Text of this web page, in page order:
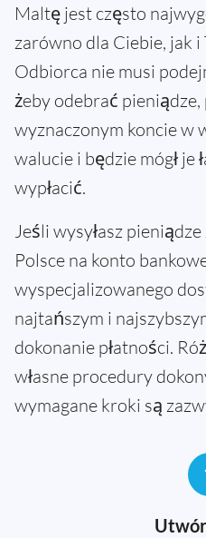
Maltę jest często
zarówno dla Ciebie, jak
Odbiorca nie musi
żeby odebrać
wyznaczonym koncie w
walucie i będzie mógł je
wypłacić.
Jeśli wysyłasz
Polsce na konto
wyspecjalizowanego
najtańszym i
dokonanie płatności.
własne procedury
wymagane kroki są